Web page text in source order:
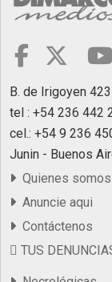
B. de Irigoyen 423
tel : +54 236 442
cel.: +54 9 236
Junin - Buenos
Quienes somos
Anuncie aqui
Contáctenos
TUS